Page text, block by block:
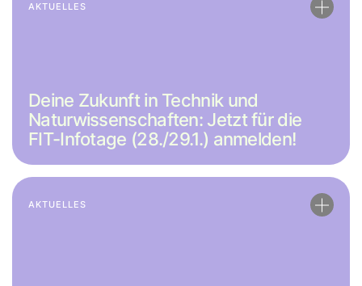
AKTUELLES
Deine Zukunft in Technik und
Naturwissenschaften: Jetzt für die
FIT-Infotage (28./​29.1.) anmelden!
AKTUELLES